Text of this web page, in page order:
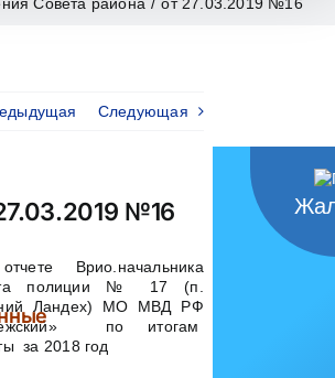
Следующая
№16
Врио.начальника
полиции № 17 (п.
Ландех) МО МВД РФ
по итогам
за 2018 год